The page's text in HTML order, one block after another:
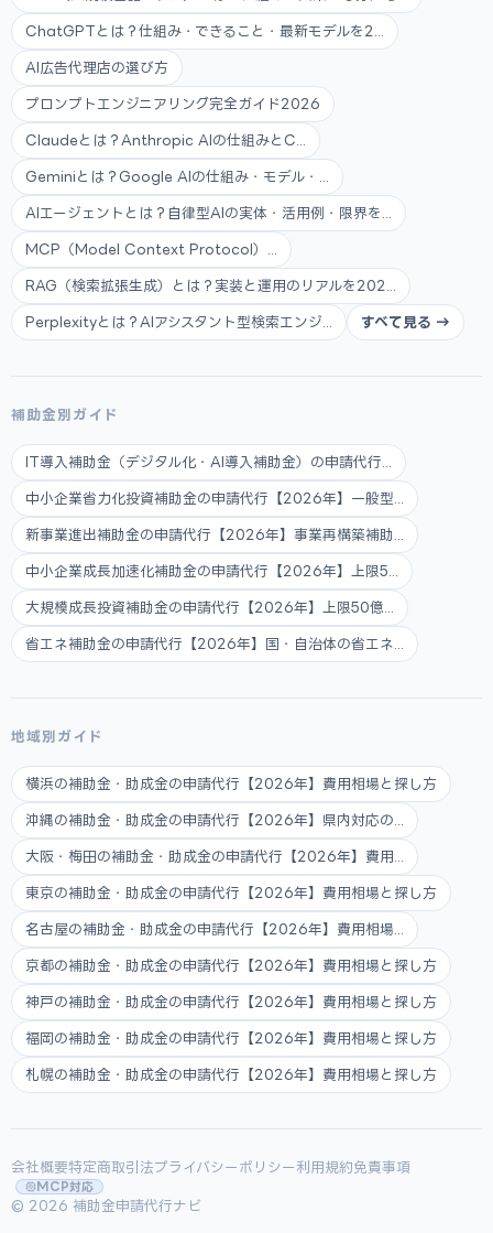
ChatGPTとは？仕組み・できること・最新モデルを2...
AI広告代理店の選び方
プロンプトエンジニアリング完全ガイド2026
Claudeとは？Anthropic AIの仕組みとC...
Geminiとは？Google AIの仕組み・モデル・...
AIエージェントとは？自律型AIの実体・活用例・限界を...
MCP（Model Context Protocol）...
RAG（検索拡張生成）とは？実装と運用のリアルを202...
Perplexityとは？AIアシスタント型検索エンジ... すべて見る →
補助金別ガイド
IT導入補助金（デジタル化・AI導入補助金）の申請代行...
中小企業省力化投資補助金の申請代行【2026年】一般型...
新事業進出補助金の申請代行【2026年】事業再構築補助...
中小企業成長加速化補助金の申請代行【2026年】上限5...
大規模成長投資補助金の申請代行【2026年】上限50億...
省エネ補助金の申請代行【2026年】国・自治体の省エネ...
地域別ガイド
横浜の補助金・助成金の申請代行【2026年】費用相場と探し方
沖縄の補助金・助成金の申請代行【2026年】県内対応の...
大阪・梅田の補助金・助成金の申請代行【2026年】費用...
東京の補助金・助成金の申請代行【2026年】費用相場と探し方
名古屋の補助金・助成金の申請代行【2026年】費用相場...
京都の補助金・助成金の申請代行【2026年】費用相場と探し方
神戸の補助金・助成金の申請代行【2026年】費用相場と探し方
福岡の補助金・助成金の申請代行【2026年】費用相場と探し方
札幌の補助金・助成金の申請代行【2026年】費用相場と探し方
会社概要特定商取引法プライバシーポリシー 利用規約免責事項
MCP対応
© 2026 補助金申請代行ナビ